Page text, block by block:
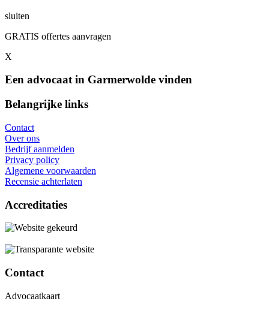
sluiten
GRATIS offertes aanvragen
X
Een advocaat in Garmerwolde vinden
Belangrijke links
Contact
Over ons
Bedrijf aanmelden
Privacy policy
Algemene voorwaarden
Recensie achterlaten
Accreditaties
Contact
Advocaatkaart